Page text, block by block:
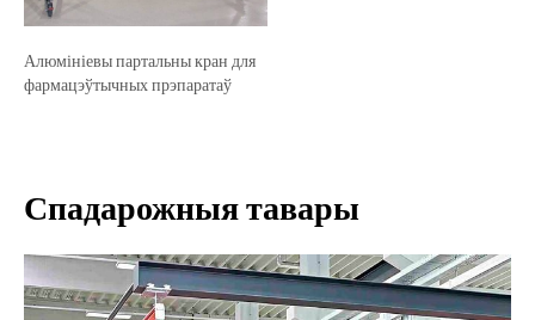
Алюмініевы партальны кран для
фармацэўтычных прэпаратаў
Спадарожныя тавары